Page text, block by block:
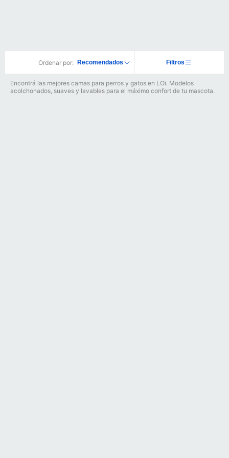
Ordenar por: Recomendados Filtros
Encontrá las mejores camas para perros y gatos en LOi. Modelos
acolchonados, suaves y lavables para el máximo confort de tu mascota.